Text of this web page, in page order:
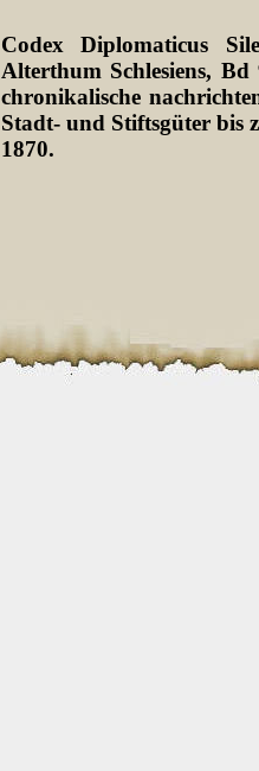
Codex Diplomaticus
Alterthum Schlesiens,
chronikalische
Stadt- und Stiftsgüter bis
1870.